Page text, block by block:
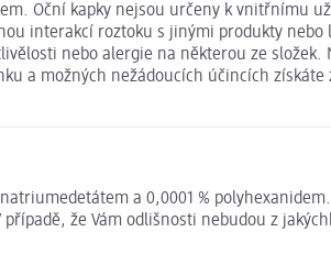
Oční kapky nejsou určeny k vnitřnímu
interakcí roztoku s jinými produkty nebo
nebo alergie na některou ze složek.
a možných nežádoucích účincích získáte
a 0,0001 %
že Vám odlišnosti nebudou z